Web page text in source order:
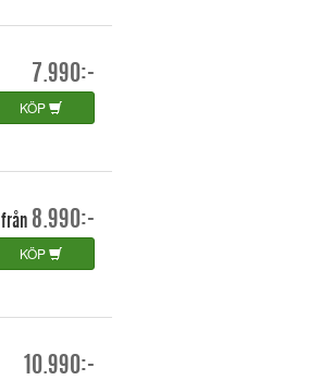
7.990:-
KÖP
från 8.990:-
KÖP
10.990:-